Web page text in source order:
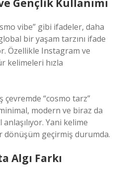
Gençlik Kullanımı
vibe” gibi ifadeler, daha
bir yaşam tarzını ifade
Özellikle Instagram ve
kelimeleri hızla
çevremde “cosmo tarz”
modern ve biraz da
Yani kelime
geçirmiş durumda.
Algı Farkı